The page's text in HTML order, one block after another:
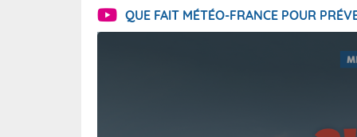
QUE FAIT MÉTÉO-FRANCE POUR